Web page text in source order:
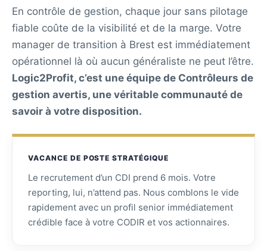
En contrôle de gestion, chaque jour sans pilotage
fiable coûte de la visibilité et de la marge. Votre
manager de transition à Brest est immédiatement
opérationnel là où aucun généraliste ne peut l’être.
Logic2Profit, c’est une équipe de Contrôleurs de
gestion avertis, une véritable communauté de
savoir à votre disposition.
VACANCE DE POSTE STRATÉGIQUE
Le recrutement d’un CDI prend 6 mois. Votre
reporting, lui, n’attend pas. Nous comblons le vide
rapidement avec un profil senior immédiatement
crédible face à votre CODIR et vos actionnaires.